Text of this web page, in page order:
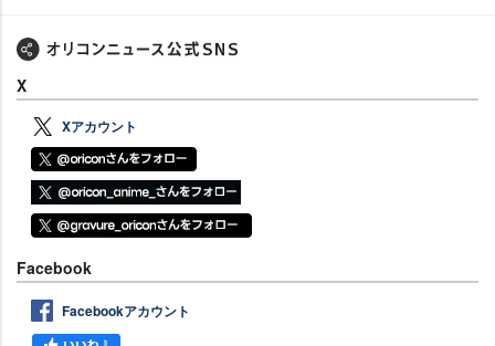
X
Xアカウント
Facebook
Facebookアカウント